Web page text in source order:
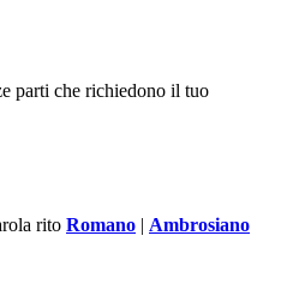
parti che richiedono il tuo
rito Romano | Ambrosiano